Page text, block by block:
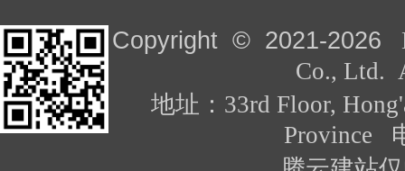
Copyright © 2021-2026
Co., Ltd.
地址：33rd Floor,
Province